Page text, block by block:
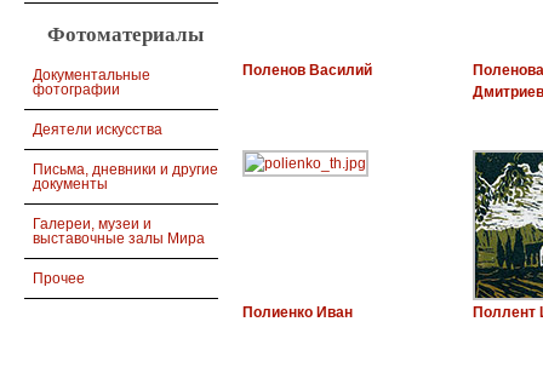
Фотоматериалы
Документальные
фотографии
Деятели искусства
Письма, дневники и другие
документы
Галереи, музеи и
выставочные залы Мира
Прочее
Поленов Василий
Полиенко Иван Поллент